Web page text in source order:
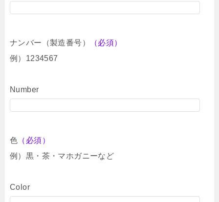
ナンバー（製造番号）
（必須）
例）1234567
Number
色 （必須）
例）黒・茶・マホガニーなど
Color